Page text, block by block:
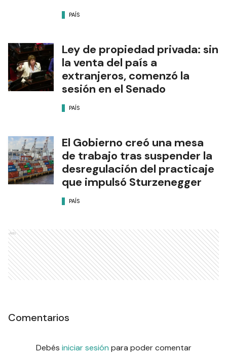
PAÍS
Ley de propiedad privada: sin
la venta del país a
extranjeros, comenzó la
sesión en el Senado
PAÍS
El Gobierno creó una mesa
de trabajo tras suspender la
desregulación del practicaje
que impulsó Sturzenegger
PAÍS
Ads
Comentarios
Debés iniciar sesión para poder comentar